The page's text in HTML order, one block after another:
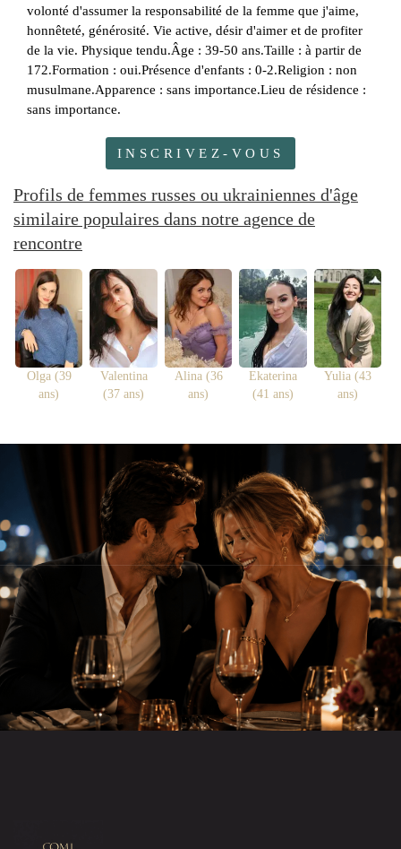
volonté d'assumer la responsabilité de la femme que j'aime,
honnêteté, générosité. Vie active, désir d'aimer et de profiter
de la vie. Physique tendu.Âge : 39-50 ans.Taille : à partir de
172.Formation : oui.Présence d'enfants : 0-2.Religion : non
musulmane.Apparence : sans importance.Lieu de résidence :
sans importance.
INSCRIVEZ-VOUS
Profils de femmes russes ou ukrainiennes d'âge
similaire populaires dans notre agence de
rencontre
Olga (39
ans)
Valentina
(37 ans)
Alina (36
ans)
Ekaterina
(41 ans)
Yulia (43
ans)